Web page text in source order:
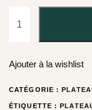
Ajouter à la wishlist
CATÉGORIE :
ÉTIQUETTE :